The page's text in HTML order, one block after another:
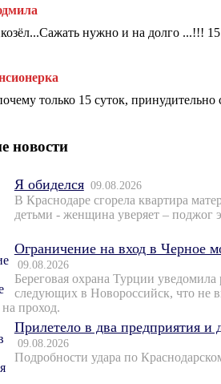
нужно и на долго ...!!!
только 15 суток,
новости
Я обиделся 09.08.2026
В Краснодаре сгорела квартира
детьми - женщина уверяет – поджог
Ограничение на вход в Черное
09.08.2026
Береговая охрана Турции уведомила
следующих в Новороссийск, что не
проход.
Прилетело в два предприятия и
09.08.2026
Подробности удара по